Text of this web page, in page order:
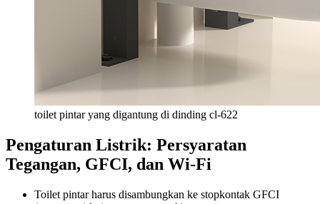
toilet pintar yang digantung di dinding cl-622
Pengaturan Listrik: Persyaratan
Tegangan, GFCI, dan Wi-Fi
Toilet pintar harus disambungkan ke stopkontak GFCI